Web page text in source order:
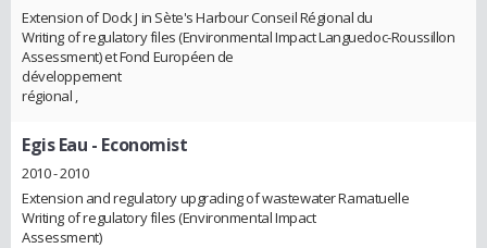
Extension of Dock J in Sète's Harbour Conseil Régional du
Writing of regulatory files (Environmental Impact Languedoc-Roussillon
Assessment) et Fond Européen de
développement
régional ,
Egis Eau - Economist
2010 - 2010
Extension and regulatory upgrading of wastewater Ramatuelle
Writing of regulatory files (Environmental Impact
Assessment)